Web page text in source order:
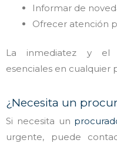
Informar de
Ofrecer atención
La inmediatez y el
esenciales en cualquier
¿Necesita un
Si necesita un
urgente, puede